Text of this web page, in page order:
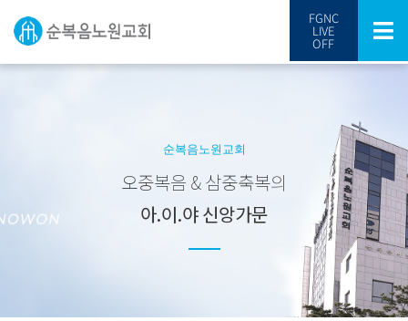
FGNC
LIVE
OFF
순복음노원교회
오중복음 & 삼중축복의
아.이.야 신앙가문